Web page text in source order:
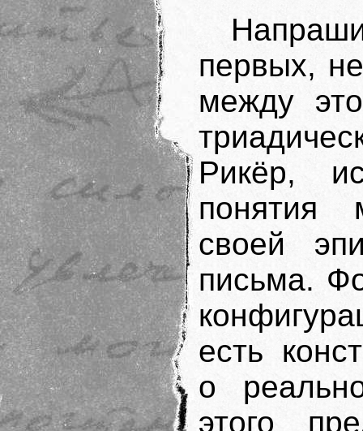
первых,
между
Рикёр,
понятия
своей
письма.
есть
о
этого